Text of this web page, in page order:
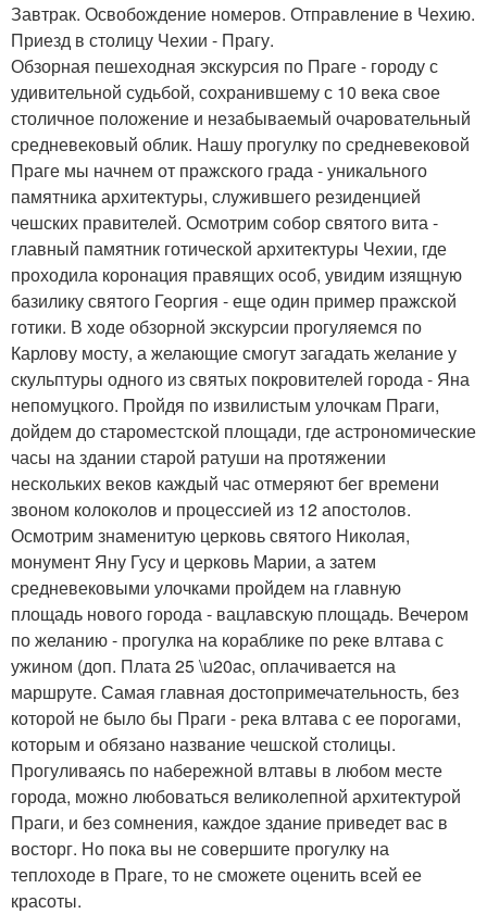
Завтрак. Освобождение номеров. Отправление в Чехию.
Приезд в столицу Чехии - Прагу.
Обзорная пешеходная экскурсия по Праге - городу с
удивительной судьбой, сохранившему с 10 века свое
столичное положение и незабываемый очаровательный
средневековый облик. Нашу прогулку по средневековой
Праге мы начнем от пражского града - уникального
памятника архитектуры, служившего резиденцией
чешских правителей. Осмотрим собор святого вита -
главный памятник готической архитектуры Чехии, где
проходила коронация правящих особ, увидим изящную
базилику святого Георгия - еще один пример пражской
готики. В ходе обзорной экскурсии прогуляемся по
Карлову мосту, а желающие смогут загадать желание у
скульптуры одного из святых покровителей города - Яна
непомуцкого. Пройдя по извилистым улочкам Праги,
дойдем до староместской площади, где астрономические
часы на здании старой ратуши на протяжении
нескольких веков каждый час отмеряют бег времени
звоном колоколов и процессией из 12 апостолов.
Осмотрим знаменитую церковь святого Николая,
монумент Яну Гусу и церковь Марии, а затем
средневековыми улочками пройдем на главную
площадь нового города - вацлавскую площадь. Вечером
по желанию - прогулка на кораблике по реке влтава с
ужином (доп. Плата 25 \u20ac, оплачивается на
маршруте. Самая главная достопримечательность, без
которой не было бы Праги - река влтава с ее порогами,
которым и обязано название чешской столицы.
Прогуливаясь по набережной влтавы в любом месте
города, можно любоваться великолепной архитектурой
Праги, и без сомнения, каждое здание приведет вас в
восторг. Но пока вы не совершите прогулку на
теплоходе в Праге, то не сможете оценить всей ее
красоты.